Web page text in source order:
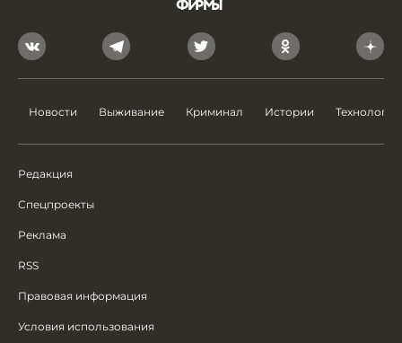
Новости Выживание Криминал Истории Технологии
Редакция
Спецпроекты
Реклама
RSS
Правовая информация
Условия использования